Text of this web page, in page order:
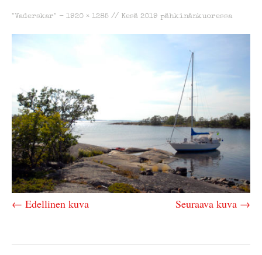
"Vaderskar" - 1920 × 1285 // Kesä 2019 pähkinänkuoressa
← Edellinen kuva Seuraava kuva →